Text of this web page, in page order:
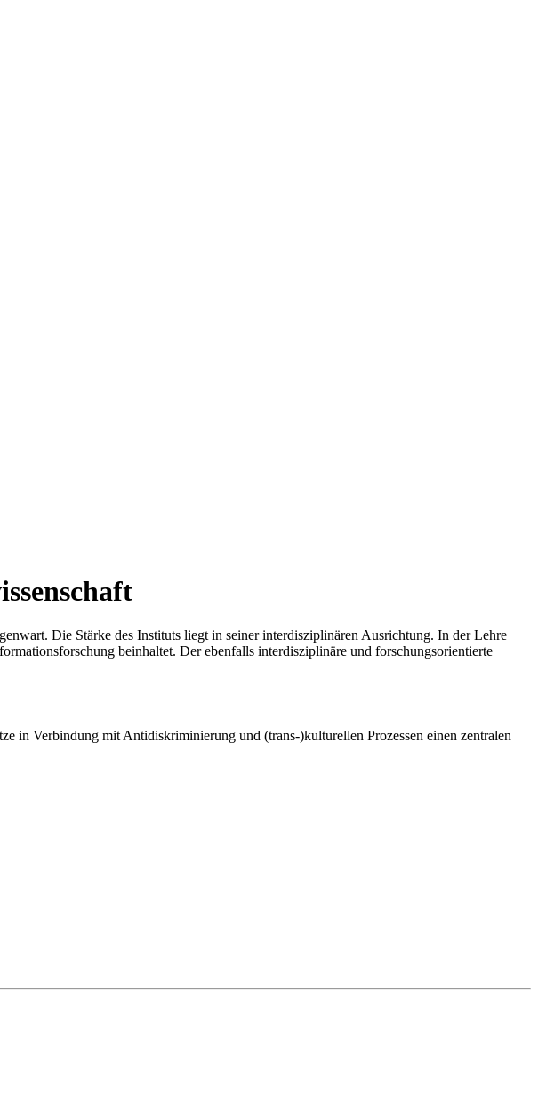
Die Stärke des Instituts liegt in seiner interdisziplinären Ausrichtung. In der Lehre
beinhaltet. Der ebenfalls interdisziplinäre und forschungsorientierte
in Verbindung mit Antidiskriminierung und (trans-)kulturellen Prozessen einen zentralen